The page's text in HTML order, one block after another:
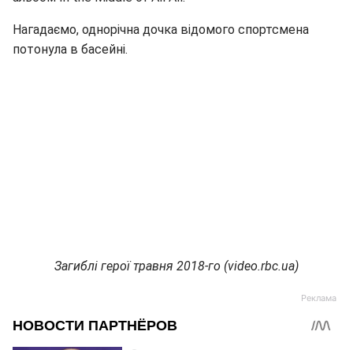
Нагадаємо, однорічна дочка відомого спортсмена
потонула в басейні.
Загиблі герої травня 2018-го (video.rbc.ua)